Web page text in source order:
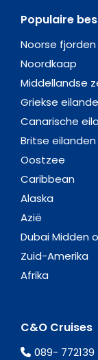
Populaire
Noorse fjorden
Noordkaap
Middellandse
Griekse
Canarische
Britse eilanden
Oostzee
Caribbean
Alaska
Azië
Dubai Midden
Zuid-Amerika
Afrika
C&O Cruises
089- 772139